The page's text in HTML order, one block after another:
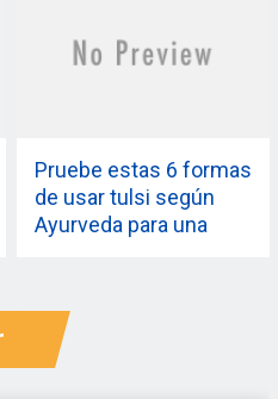
Pruebe estas 6 formas
de usar tulsi según
Ayurveda para una